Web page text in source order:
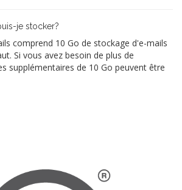
je stocker?
comprend 10 Go de stockage d'e-mails
Si vous avez besoin de plus de
supplémentaires de 10 Go peuvent être